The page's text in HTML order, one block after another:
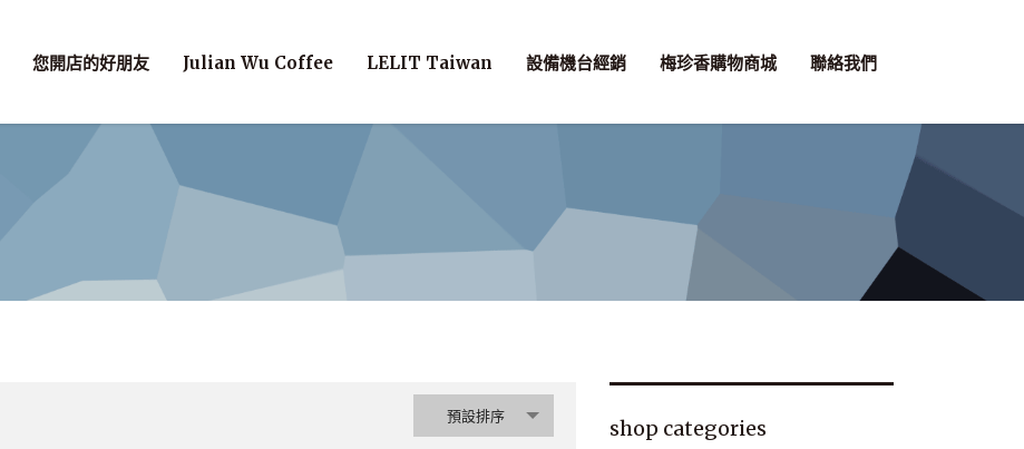
您開店的好朋友 Julian Wu Coffee LELIT Taiwan 設備機台經銷 梅珍香購物商城 聯絡我們
預設排序
shop categories